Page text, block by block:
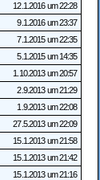
12.1.2016 um 22:28
9.1.2016 um 23:37
7.1.2015 um 22:35
5.1.2015 um 14:35
1.10.2013 um 20:57
2.9.2013 um 21:29
1.9.2013 um 22:08
27.5.2013 um 22:09
15.1.2013 um 21:58
15.1.2013 um 21:42
15.1.2013 um 21:16